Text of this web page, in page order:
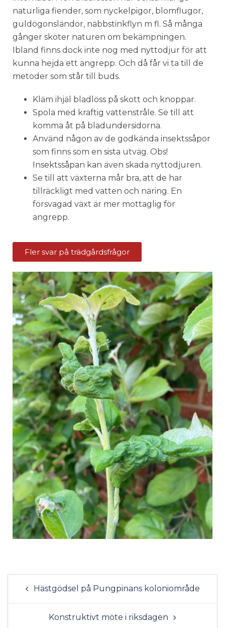
naturliga fiender, som nyckelpigor, blomflugor,
guldögonsländor, näbbstinkflyn m fl. Så många
gånger sköter naturen om bekämpningen.
Ibland finns dock inte nog med nyttodjur för att
kunna hejda ett angrepp. Och då får vi ta till de
metoder som står till buds.
Kläm ihjäl bladlöss på skott och knoppar.
Spola med kraftig vattenstråle. Se till att
komma åt på bladundersidorna.
Använd någon av de godkända insektssåpor
som finns som en sista utväg. Obs!
Insektssåpan kan även skada nyttodjuren.
Se till att växterna mår bra, att de har
tillräckligt med vatten och näring. En
försvagad växt är mer mottaglig för
angrepp.
Fler svar på trädgårdsfrågor
Hästgödsel på Pungpinans koloniområde
Konstruktivt möte i riksdagen